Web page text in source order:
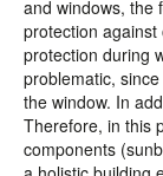
and windows, the
protection
protection during
problematic,
the window. In
Therefore, in this
components